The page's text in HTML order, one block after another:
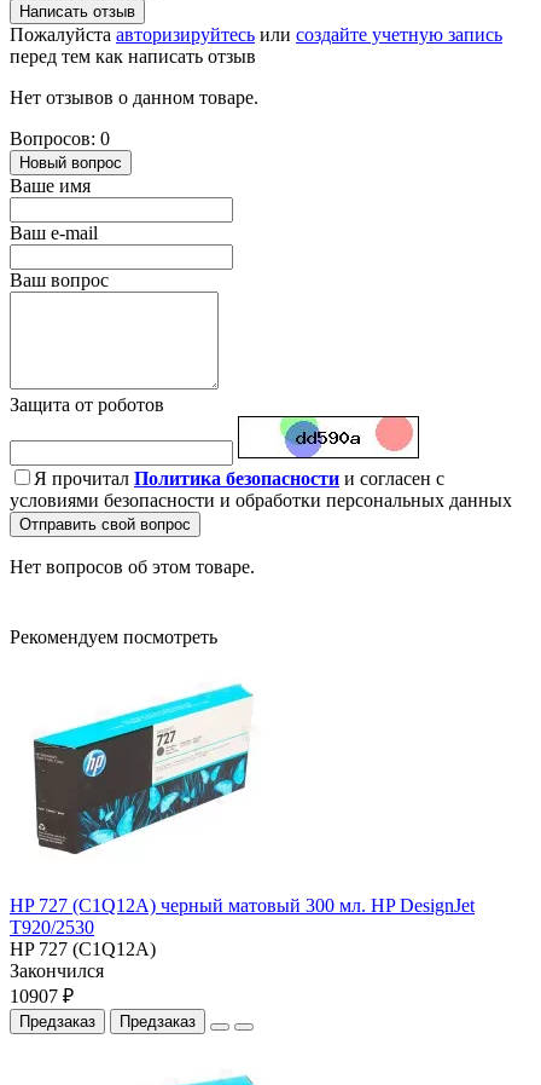
Написать отзыв
Пожалуйста авторизируйтесь или создайте учетную запись
перед тем как написать отзыв
Нет отзывов о данном товаре.
Вопросов: 0
Новый вопрос
Ваше имя
Ваш e-mail
Ваш вопрос
Защита от роботов
Я прочитал Политика безопасности и согласен с
условиями безопасности и обработки персональных данных
Отправить свой вопрос
Нет вопросов об этом товаре.
Рекомендуем посмотреть
HP 727 (C1Q12A) черный матовый 300 мл. HP DesignJet
T920/2530
HP 727 (C1Q12A)
Закончился
10907 ₽
Предзаказ Предзаказ